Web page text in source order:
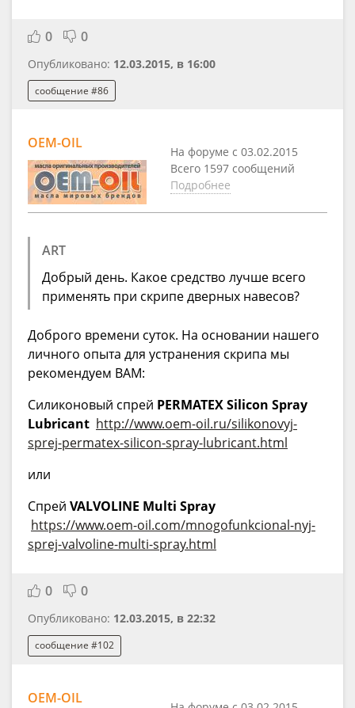
0 0
Опубликовано: 12.03.2015, в 16:00
сообщение #86
OEM-OIL
На форуме с 03.02.2015
Всего 1597 сообщений
Подробнее
ART
Добрый день. Какое средство лучше всего
применять при скрипе дверных навесов?
Доброго времени суток. На основании нашего
личного опыта для устранения скрипа мы
рекомендуем ВАМ:
Силиконовый спрей PERMATEX Silicon Spray
Lubricant http://www.oem-oil.ru/silikonovyj-
sprej-permatex-silicon-spray-lubricant.html
или
Спрей VALVOLINE Multi Spray
https://www.oem-oil.com/mnogofunkcional-nyj-
sprej-valvoline-multi-spray.html
0 0
Опубликовано: 12.03.2015, в 22:32
сообщение #102
OEM-OIL